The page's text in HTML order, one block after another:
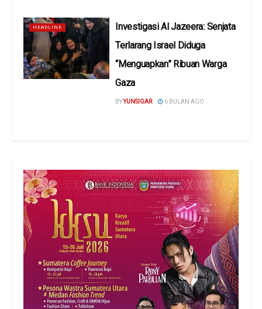
HEADLINE
Investigasi Al Jazeera: Senjata
Terlarang Israel Diduga
“Menguapkan” Ribuan Warga
Gaza
BYYUNSIGAR 6 BULAN AGO